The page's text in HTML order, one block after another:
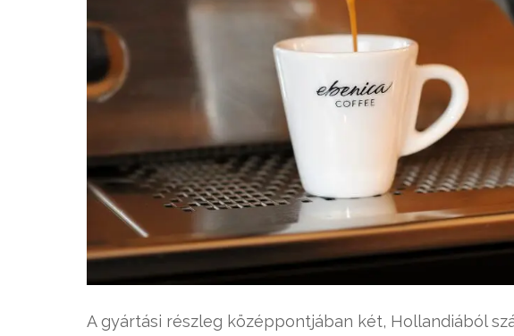
A gyártási részleg középpontjában két, Hollandiából